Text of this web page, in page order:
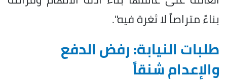
بناءً متراصاً لا ثغرة فيه".
طلبات النيابة: رفض الدفع
والإعدام شنقاً